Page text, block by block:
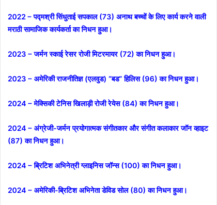
2022 – पद्मश्री सिंधुताई सपकाल (73) अनाथ बच्चों के लिए कार्य करने वाली
मराठी सामाजिक कार्यकर्ता का निधन हुआ।
2023 – जर्मन स्‍काई रेसर रोजी मिटरमायर (72) का निधन हुआ।
2023 – अमेरिकी राजनीतिज्ञ (एलवुड) “बड” हिलिस (96) का निधन हुआ।
2024 – मेक्सिकी टेनिस खिलाड़ी रोजी रेयेस (84) का निधन हुआ।
2024 – अंग्रेजी-जर्मन प्रयोगात्मक संगीतकार और संगीत कलाकार जॉन व्हाइट
(87) का निधन हुआ।
2024 – ब्रिटिश अभिनेत्री ग्लाइनिस जॉन्स (100) का निधन हुआ।
2024 – अमेरिकी-ब्रिटिश अभिनेता डेविड सोल (80) का निधन हुआ।